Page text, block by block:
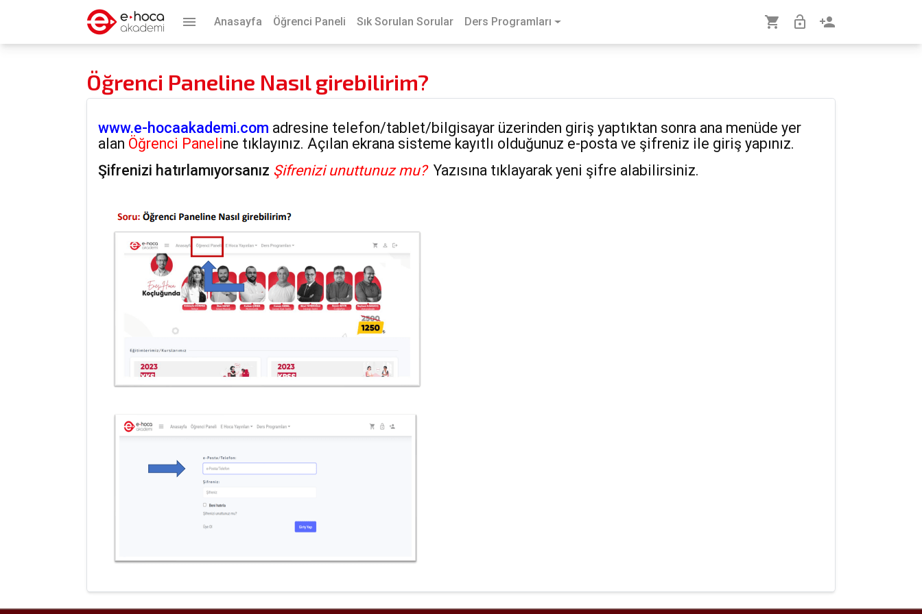
menu Anasayfa Öğrenci Paneli Sık Sorulan Sorular Ders Programları shopping_cart lock_open person_add
Öğrenci Paneline Nasıl girebilirim?
www.e-hocaakademi.com adresine telefon/tablet/bilgisayar üzerinden giriş yaptıktan sonra ana menüde yer
alan Öğrenci Paneline tıklayınız. Açılan ekrana sisteme kayıtlı olduğunuz e-posta ve şifreniz ile giriş yapınız.
Şifrenizi hatırlamıyorsanız Şifrenizi unuttunuz mu? Yazısına tıklayarak yeni şifre alabilirsiniz.